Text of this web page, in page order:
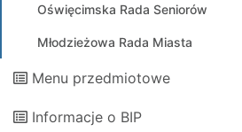
Oświęcimska Rada Seniorów
Młodzieżowa Rada Miasta
Menu przedmiotowe
Informacje o BIP